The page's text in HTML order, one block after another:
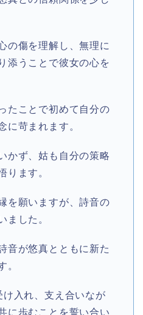
の傷を理解し、無理に
添うことで彼女の心を
たことで初めて自分の
に苛まれます。
かず、姑も自分の策略
ります。
を願いますが、詩音の
ました。
音が悠真とともに新た
。
入れ、支え合いなが
に歩むことを誓い合い